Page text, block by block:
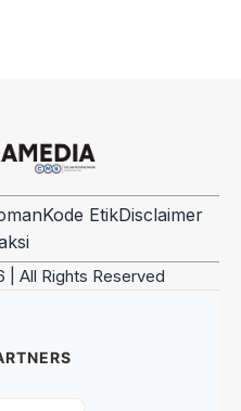
Kode EtikDisclaimer
| All Rights Reserved